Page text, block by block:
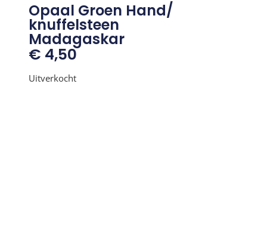
Opaal Groen Hand/
knuffelsteen
Madagaskar
€ 4,50
Uitverkocht